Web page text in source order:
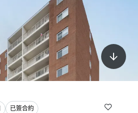
已簽合約